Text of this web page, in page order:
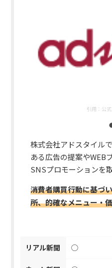
引用： 公
株式会社アドスタイル
ある広告の提案やWEB
SNSプロモーションを
消費者購買行動に基づ
所、的確なメニュー・
リアル新聞 ◯